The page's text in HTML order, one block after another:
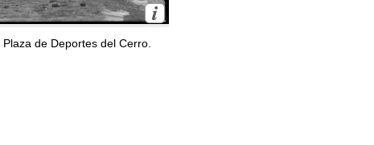
Plaza de Deportes del Cerro.